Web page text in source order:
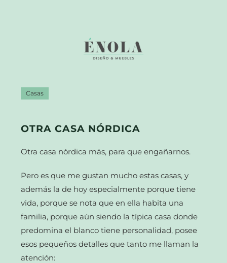
Casas
OTRA CASA NÓRDICA
Otra casa nórdica más, para que engañarnos.
Pero es que me gustan mucho estas casas, y
además la de hoy especialmente porque tiene
vida, porque se nota que en ella habita una
familia, porque aún siendo la típica casa donde
predomina el blanco tiene personalidad, posee
esos pequeños detalles que tanto me llaman la
atención: